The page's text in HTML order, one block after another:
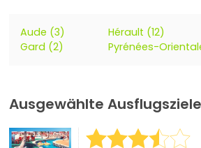
Aude (3)
Gard (2)
Hérault (12)
Pyrénées-
Ausgewählte Ausflugsziele